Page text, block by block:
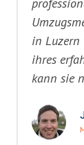
in Luzern
ihres
kann sie